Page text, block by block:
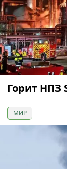
Горит НПЗ
МИР